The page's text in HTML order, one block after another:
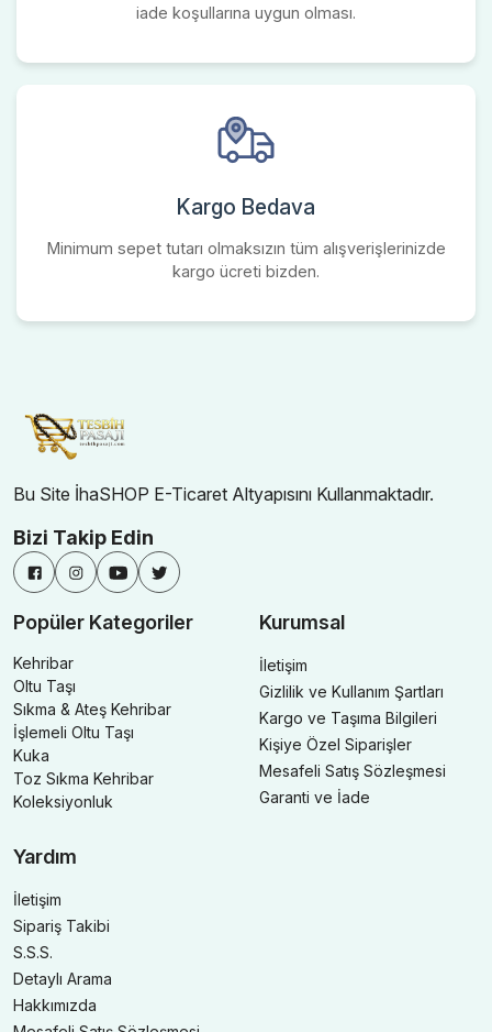
iade koşullarına uygun olması.
Kargo Bedava
Minimum sepet tutarı olmaksızın tüm alışverişlerinizde
kargo ücreti bizden.
Bu Site İhaSHOP E-Ticaret Altyapısını Kullanmaktadır.
Bizi Takip Edin
Popüler Kategoriler
Kehribar
Oltu Taşı
Sıkma & Ateş Kehribar
İşlemeli Oltu Taşı
Kuka
Toz Sıkma Kehribar
Koleksiyonluk
Kurumsal
İletişim
Gizlilik ve Kullanım Şartları
Kargo ve Taşıma Bilgileri
Kişiye Özel Siparişler
Mesafeli Satış Sözleşmesi
Garanti ve İade
Yardım
İletişim
Sipariş Takibi
S.S.S.
Detaylı Arama
Hakkımızda